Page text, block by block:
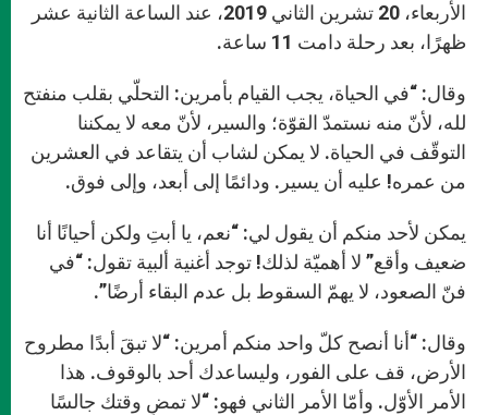
الأربعاء، 20 تشرين الثاني 2019، عند الساعة الثانية عشر
ظهرًا، بعد رحلة دامت 11 ساعة.
وقال: “في الحياة، يجب القيام بأمرين: التحلّي بقلب منفتح
لله، لأنّ منه نستمدّ القوّة؛ والسير، لأنّ معه لا يمكننا
التوقّف في الحياة. لا يمكن لشاب أن يتقاعد في العشرين
من عمره! عليه أن يسير. ودائمًا إلى أبعد، وإلى فوق.
يمكن لأحد منكم أن يقول لي: “نعم، يا أبتِ ولكن أحيانًا أنا
ضعيف وأقع” لا أهميّة لذلك! توجد أغنية ألبية تقول: “في
فنّ الصعود، لا يهمّ السقوط بل عدم البقاء أرضًا”.
وقال: “أنا أنصح كلّ واحد منكم أمرين: “لا تبقَ أبدًا مطروح
الأرض، قف على الفور، وليساعدك أحد بالوقوف. هذا
الأمر الأوّل. وأمّا الأمر الثاني فهو: “لا تمضِ وقتك جالسًا